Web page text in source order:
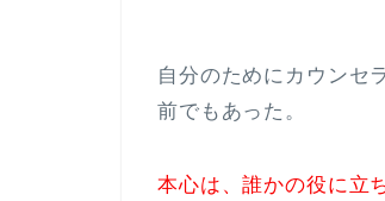
自分のためにカウンセ
前でもあった。
本心は、誰かの役に立